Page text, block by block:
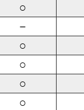
○
－
○
○
○
○